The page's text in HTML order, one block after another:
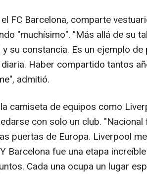
FC Barcelona, comparte
"muchísimo". "Más allá de su
su constancia. Es un ejemplo
Haber compartido tantos
admitió.
camiseta de equipos como
con solo un club.
puertas de Europa. Liverpool
Barcelona fue una etapa
Cada una ocupa un lugar